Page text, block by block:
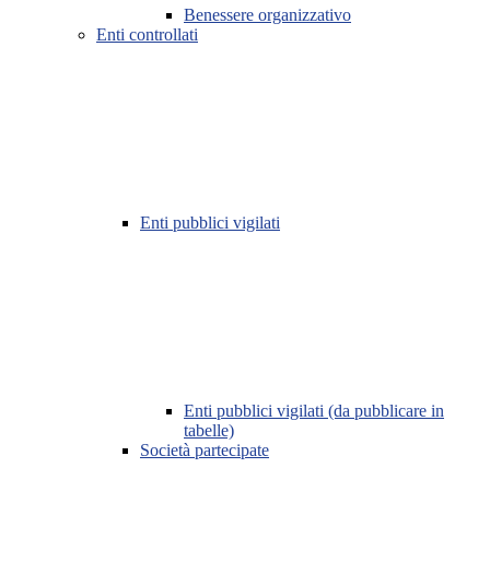
Benessere organizzativo
Enti controllati
Enti pubblici vigilati
Enti pubblici vigilati (da pubblicare in
tabelle)
Società partecipate